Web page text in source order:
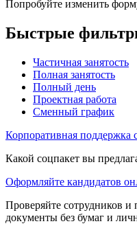
Попробуйте изменить
Быстрые
Частичная занятость
Полная занятость
Полный день
Проектная работа
Сменный график
Корпоративная поддержка
Какой соцпакет вы
Оформляйте кандидатов
Проверяйте сотрудников
документы без бумаг и